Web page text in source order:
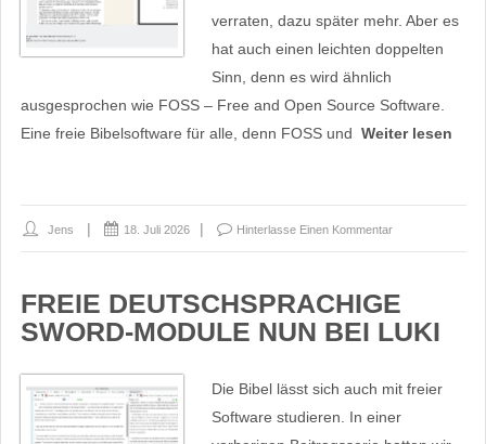
verraten, dazu später mehr. Aber es
hat auch einen leichten doppelten
Sinn, denn es wird ähnlich
ausgesprochen wie FOSS – Free and Open Source Software.
Eine freie Bibelsoftware für alle, denn FOSS und Weiter lesen
Jens 18. Juli 2026 Hinterlasse Einen Kommentar
FREIE DEUTSCHSPRACHIGE
SWORD-MODULE NUN BEI LUKI
Die Bibel lässt sich auch mit freier
Software studieren. In einer